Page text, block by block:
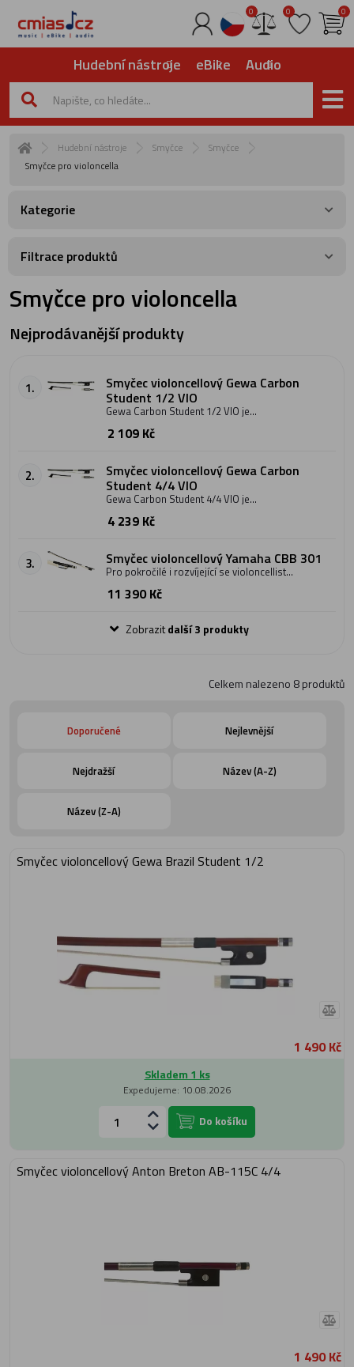
0 0 0
Hudební nástroje eBike Audio
Hudební nástroje Smyčce
Smyčce
Smyčce pro violoncella
Kategorie
Filtrace produktů
Smyčce pro violoncella
Nejprodávanější produkty
1. Smyčec violoncellový Gewa Carbon
Student 1/2 VIO
Gewa Carbon Student 1/2 VIO je
Jedná se o základní karbonový smyčec
kování, žabku z ebenového dřeva a
perleťové oko. Smyčec je
potažen přírodní žíní.
2 109 Kč
2. Smyčec violoncellový Gewa Carbon
Student 4/4 VIO
Gewa Carbon Student 4/4 VIO je
Jedná se o základní karbonový smyčec
kování, žabku z ebenového dřeva a
perleťové oko. Smyčec je
potažen přírodní žíní.
4 239 Kč
3. Smyčec violoncellový Yamaha CBB 301
Pro pokročilé i rozvíjející se violoncellisty
výbornou volbou nabízející skvělou
11 390 Kč
Zobrazitdalší 3 produkty
Celkem nalezeno 8produktů
Doporučené Nejlevnější
Nejdražší Název (A-Z)
Název (Z-A)
Smyčec violoncellový Gewa Brazil Student 1/2
1 490 Kč
Skladem 1 ks
Expedujeme: 10.08.2026
Do košíku
Smyčec violoncellový Anton Breton AB-115C 4/4
1 490 Kč